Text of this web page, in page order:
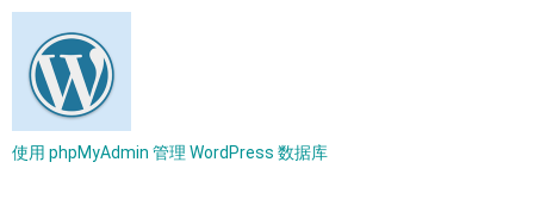
使用 phpMyAdmin 管理 WordPress 数据库